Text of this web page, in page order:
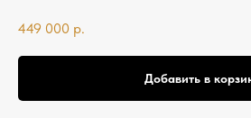
449 000 р.
Добавить в